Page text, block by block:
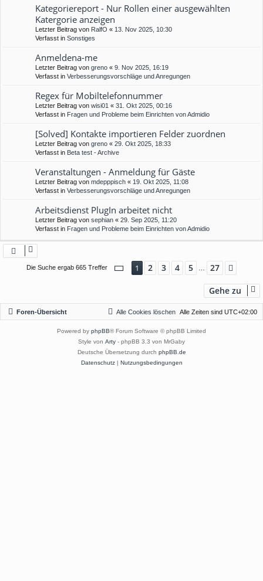
Kategoriereport - Nur Rollen einer ausgewählten
Katergorie anzeigen
Letzter Beitrag von RalfO « 13. Nov 2025, 10:30
Verfasst in Sonstiges
Anmeldena-me
Letzter Beitrag von greno « 9. Nov 2025, 16:19
Verfasst in Verbesserungsvorschläge und Anregungen
Regex für Mobiltelefonnummer
Letzter Beitrag von wisi01 « 31. Okt 2025, 00:16
Verfasst in Fragen und Probleme beim Einrichten von Admidio
[Solved] Kontakte importieren Felder zuordnen
Letzter Beitrag von greno « 29. Okt 2025, 18:33
Verfasst in Beta test - Archive
Veranstaltungen - Anmeldung für Gäste
Letzter Beitrag von mdepppisch « 19. Okt 2025, 11:08
Verfasst in Verbesserungsvorschläge und Anregungen
Arbeitsdienst PlugIn arbeitet nicht
Letzter Beitrag von sephian « 29. Sep 2025, 11:20
Verfasst in Fragen und Probleme beim Einrichten von Admidio
Die Suche ergab 665 Treffer Seite 1 von 27
1 2 3 4 5 27
Gehe zu
Foren-Übersicht Alle Zeiten sind UTC+02:00
Alle Cookies löschen
Powered by phpBB® Forum Software © phpBB Limited
Style von Arty - phpBB 3.3 von MrGaby
Deutsche Übersetzung durch phpBB.de
Datenschutz| Nutzungsbedingungen